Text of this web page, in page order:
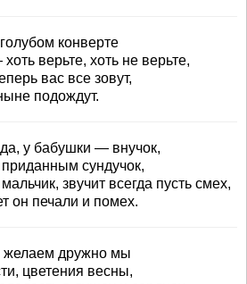
конверте
верьте, хоть не верьте,
вас все зовут,
подождут.
у бабушки — внучок,
сундучок,
звучит всегда пусть смех,
он печали и помех.
желаем дружно мы
цветения весны,